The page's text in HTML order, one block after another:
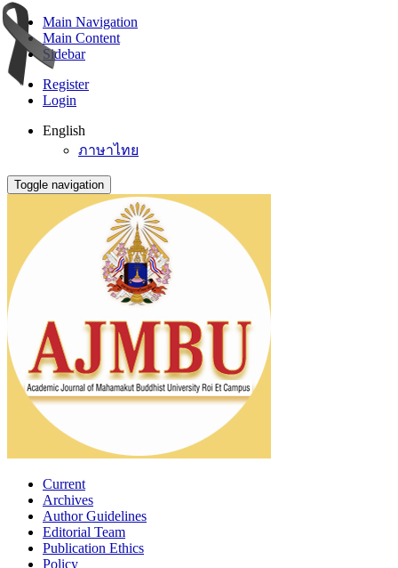
Main Navigation
Main Content
Sidebar
Register
Login
English
ภาษาไทย
Toggle navigation
Current
Archives
Author Guidelines
Editorial Team
Publication Ethics
Policy